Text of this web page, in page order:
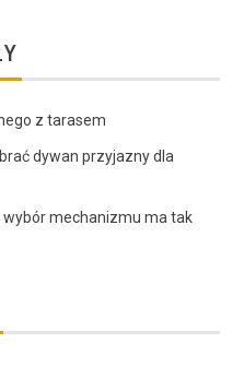
z tarasem
dywan przyjazny dla
mechanizmu ma tak